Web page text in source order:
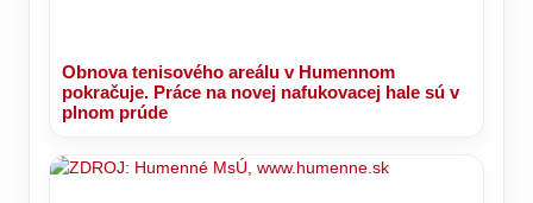
Obnova tenisového areálu v Humennom
pokračuje. Práce na novej nafukovacej hale sú v
plnom prúde